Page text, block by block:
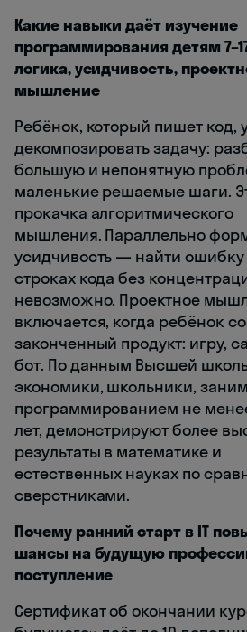
Какие навыки даёт изучение
программирования детям
логика, усидчивость,
мышление
Ребёнок, который пишет код,
декомпозировать задачу:
большую и непонятную
маленькие решаемые шаги.
прокачка алгоритмического
мышления. Параллельно
усидчивость — найти ошибку
строках кода без
невозможно. Проектное
включается, когда ребёнок
законченный продукт: игру,
бот. По данным Высшей
экономики, школьники,
программированием не
лет, демонстрируют более
результаты в математике и
естественных науках по
сверстниками.
Почему ранний старт в IT
шансы на будущую
поступление
Сертификат об окончании